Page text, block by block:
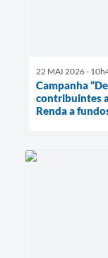
22 MAI 2026 -
Campanha
contribuintes
Renda a